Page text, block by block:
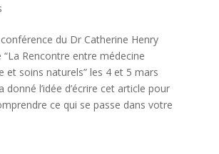
conférence du Dr Catherine Henry
“La Rencontre entre médecine
et soins naturels” les 4 et 5 mars
donné l’idée d’écrire cet article pour
ce qui se passe dans votre